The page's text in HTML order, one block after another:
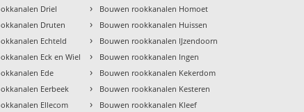
Driel
Druten
Echteld
Eck en Wiel
Ede
Eerbeek
Ellecom
› Bouwen rookkanalen Homoet
› Bouwen rookkanalen Huissen
› Bouwen rookkanalen IJzendoorn
› Bouwen rookkanalen Ingen
› Bouwen rookkanalen Kekerdom
› Bouwen rookkanalen Kesteren
› Bouwen rookkanalen Kleef